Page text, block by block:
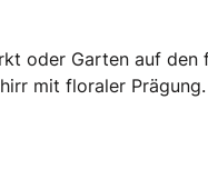
oder Garten auf den
mit floraler